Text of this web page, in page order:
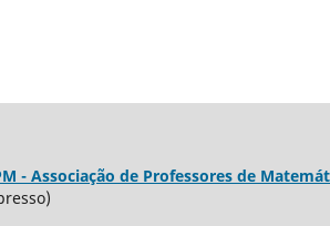
- Associação de Professores de